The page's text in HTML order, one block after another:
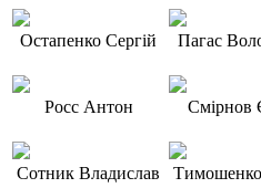
Остапенко Сергій Пагас
Росс Антон Смірнов
Сотник Владислав Тимошенко